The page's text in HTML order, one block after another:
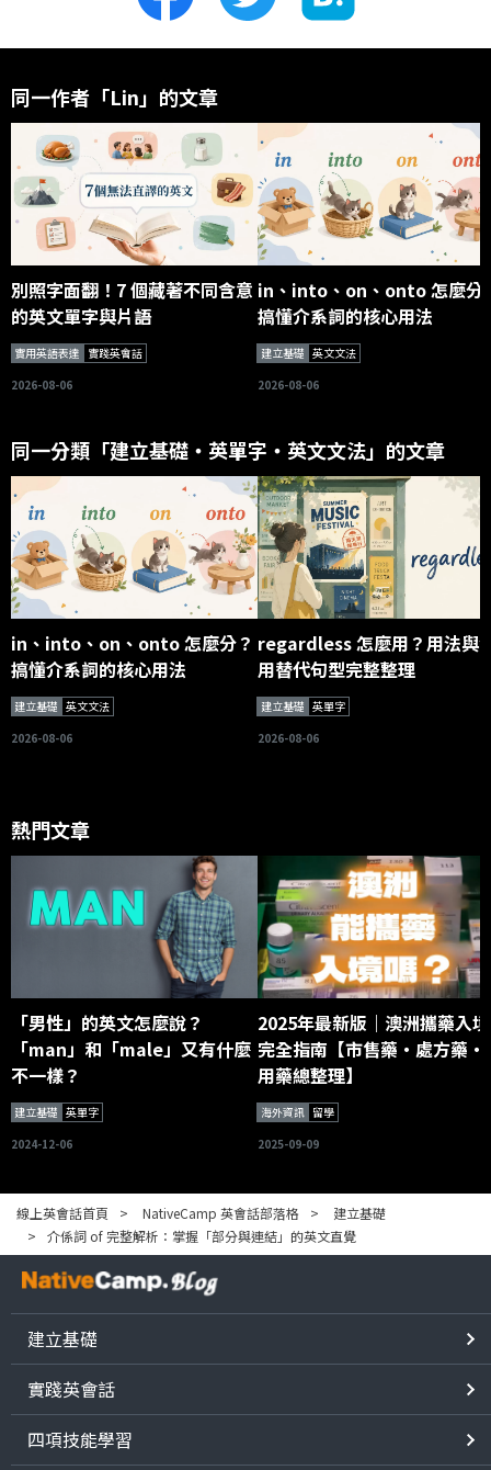
同一作者「Lin」的文章
別照字面翻！7 個藏著不同含意
的英文單字與片語
實用英語表達 實踐英會話
2026-08-06
in、into、on、onto 怎麼分
搞懂介系詞的核心用法
建立基礎 英文文法
2026-08-06
同一分類「建立基礎・英單字・英文文法」的文章
in、into、on、onto 怎麼分？
搞懂介系詞的核心用法
建立基礎 英文文法
2026-08-06
regardless 怎麼用？用法與
用替代句型完整整理
建立基礎 英單字
2026-08-06
熱門文章
「男性」的英文怎麼說？
「man」和「male」又有什麼
不一樣？
建立基礎 英單字
2024-12-06
2025年最新版｜澳洲攜藥入境
完全指南【市售藥・處方藥・
用藥總整理】
海外資訊 留學
2025-09-09
線上英會話首頁 NativeCamp 英會話部落格
建立基礎
介係詞 of 完整解析：掌握「部分與連結」的英文直覺
建立基礎
實踐英會話
四項技能學習